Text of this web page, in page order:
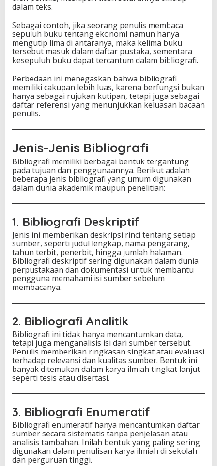
dalam teks.
Sebagai contoh, jika seorang penulis membaca
sepuluh buku tentang ekonomi namun hanya
mengutip lima di antaranya, maka kelima buku
tersebut masuk dalam daftar pustaka, sementara
kesepuluh buku dapat tercantum dalam bibliografi.
Perbedaan ini menegaskan bahwa bibliografi
memiliki cakupan lebih luas, karena berfungsi bukan
hanya sebagai rujukan kutipan, tetapi juga sebagai
daftar referensi yang menunjukkan keluasan bacaan
penulis.
Jenis-Jenis Bibliografi
Bibliografi memiliki berbagai bentuk tergantung
pada tujuan dan penggunaannya. Berikut adalah
beberapa jenis bibliografi yang umum digunakan
dalam dunia akademik maupun penelitian:
1. Bibliografi Deskriptif
Jenis ini memberikan deskripsi rinci tentang setiap
sumber, seperti judul lengkap, nama pengarang,
tahun terbit, penerbit, hingga jumlah halaman.
Bibliografi deskriptif sering digunakan dalam dunia
perpustakaan dan dokumentasi untuk membantu
pengguna memahami isi sumber sebelum
membacanya.
2. Bibliografi Analitik
Bibliografi ini tidak hanya mencantumkan data,
tetapi juga menganalisis isi dari sumber tersebut.
Penulis memberikan ringkasan singkat atau evaluasi
terhadap relevansi dan kualitas sumber. Bentuk ini
banyak ditemukan dalam karya ilmiah tingkat lanjut
seperti tesis atau disertasi.
3. Bibliografi Enumeratif
Bibliografi enumeratif hanya mencantumkan daftar
sumber secara sistematis tanpa penjelasan atau
analisis tambahan. Inilah bentuk yang paling sering
digunakan dalam penulisan karya ilmiah di sekolah
dan perguruan tinggi.